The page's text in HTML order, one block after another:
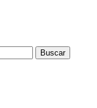
Buscar